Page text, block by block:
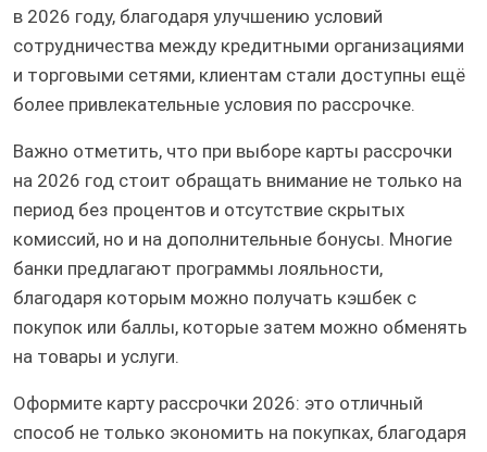
в 2026 году, благодаря улучшению условий
сотрудничества между кредитными организациями
и торговыми сетями, клиентам стали доступны ещё
более привлекательные условия по рассрочке.
Важно отметить, что при выборе карты рассрочки
на 2026 год стоит обращать внимание не только на
период без процентов и отсутствие скрытых
комиссий, но и на дополнительные бонусы. Многие
банки предлагают программы лояльности,
благодаря которым можно получать кэшбек с
покупок или баллы, которые затем можно обменять
на товары и услуги.
Оформите карту рассрочки 2026: это отличный
способ не только экономить на покупках, благодаря